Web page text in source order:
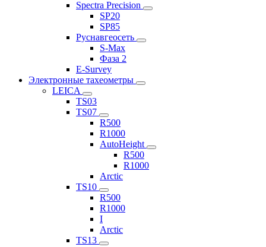
Spectra Precision
SP20
SP85
Руснавгеосеть
S-Max
Фаза 2
E-Survey
Электронные тахеометры
LEICA
TS03
TS07
R500
R1000
AutoHeight
R500
R1000
Arctic
TS10
R500
R1000
I
Arctic
TS13